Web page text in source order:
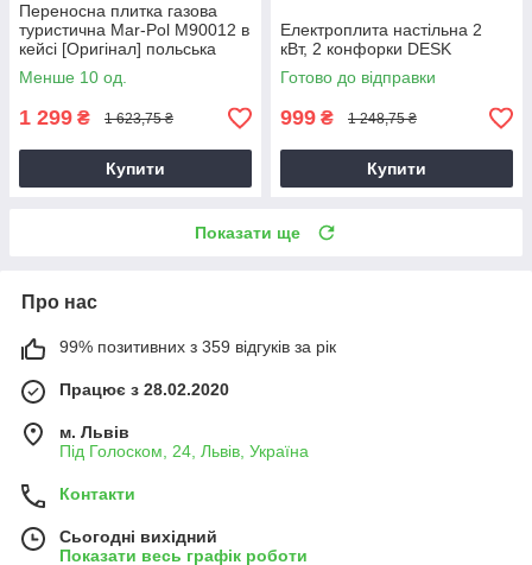
Переносна плитка газова
туристична Mar-Pol M90012 в
кейсі [Оригінал] польська
Менше 10 од.
1 299 ₴ 1 623,75 ₴
Купити
Електроплита настільна 2
кВт, 2 конфорки DESK
Готово до відправки
999 ₴ 1 248,75 ₴
Купити
Показати ще
Про нас
99% позитивних з 359 відгуків за рік
Працює з 28.02.2020
м. Львів
Під Голоском, 24, Львів, Україна
Контакти
Сьогодні вихідний
Показати весь графік роботи